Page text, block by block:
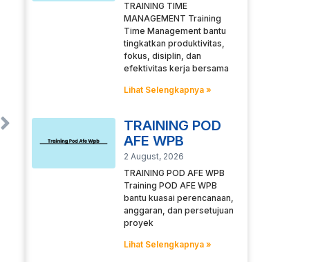
TRAINING TIME
MANAGEMENT Training
Time Management bantu
tingkatkan produktivitas,
fokus, disiplin, dan
efektivitas kerja bersama
Lihat Selengkapnya »
TRAINING POD
AFE WPB
2 August, 2026
TRAINING POD AFE WPB
Training POD AFE WPB
bantu kuasai perencanaan,
anggaran, dan persetujuan
proyek
Lihat Selengkapnya »